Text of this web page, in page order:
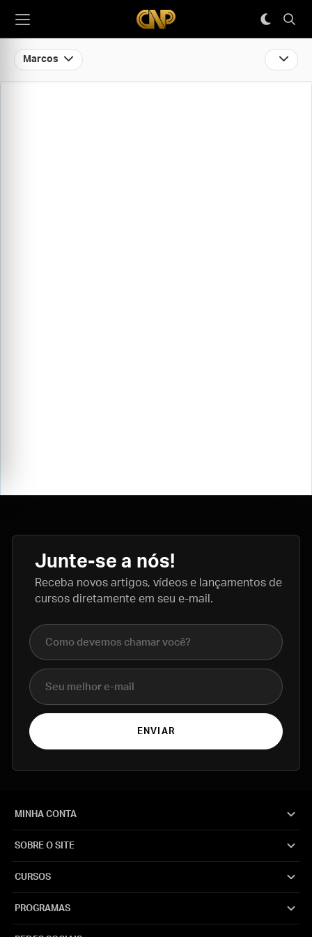
Marcos
Junte-se a nós!
Receba novos artigos, vídeos e lançamentos de
cursos diretamente em seu e-mail.
Nome completo
E-mail
ENVIAR
MINHA CONTA
SOBRE O SITE
CURSOS
PROGRAMAS